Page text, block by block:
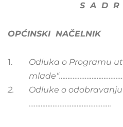
S A D
OPĆINSKI NAČELNIK
1.
Odluka o Programu
2.
Odluke o
…………………………………………